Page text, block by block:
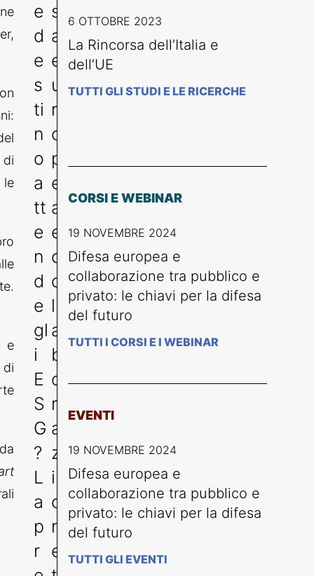
di
le
e
di
6 OTTOBRE 2023
La Rincorsa dell’Italia e
dell’UE
TUTTI GLI STUDI E LE RICERCHE
CORSI E WEBINAR
19 NOVEMBRE 2024
Difesa europea e
collaborazione tra pubblico e
privato: le chiavi per la difesa
del futuro
TUTTI I CORSI E I WEBINAR
EVENTI
19 NOVEMBRE 2024
Difesa europea e
collaborazione tra pubblico e
privato: le chiavi per la difesa
del futuro
TUTTI GLI EVENTI
e
d
e
s
ti
n
o
a
tt
e
n
d
e
gl
i
E
S
G
?
L
a
p
r
s
a
e
u
r
o
p
e
a
e
c
o
ll
a
b
o
r
a
z
i
o
n
e